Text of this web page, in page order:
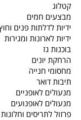
קטלוג
מבצעים חמים
ידיות לדלתות פנים וחוץ
ידיות לארונות ומגירות
בוכנות גז
הרחקת יונים
מחסומי חנייה
תיבות דואר
מנעולים לאופניים
מנעולים לאופנועים
פרזול לתריסים וחלונות